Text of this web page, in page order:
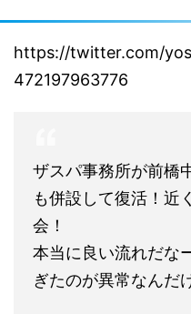
https://twitter.com/
472197963776
ザスパ事務所が前橋
も併設して復活！近
会！
本当に良い流れだな
ぎたのが異常なんだ